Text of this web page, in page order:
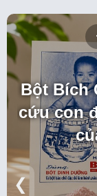
Bột Bích
cứu con
❮